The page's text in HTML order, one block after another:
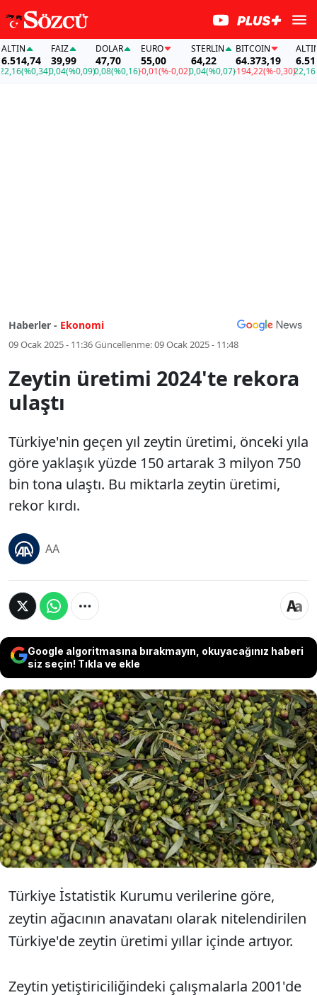
(%0,34)
FAİZ
39,99
0,04(%0,09)
DOLAR
47,70
0,08(%0,16)
EURO
55,00
-0,01(%-0,02)
STERLIN
64,22
0,04(%0,07)
BITCOIN
64.373,19
-194,22(%-0,30)
ALTIN
22,16
Haberler - Ekonomi
09 Ocak 2025 - 11:36Güncellenme:09 Ocak 2025 - 11:48
Zeytin üretimi 2024'te rekora
ulaştı
Türkiye'nin geçen yıl zeytin üretimi, önceki yıla
göre yaklaşık yüzde 150 artarak 3 milyon 750
bin tona ulaştı. Bu miktarla zeytin üretimi,
rekor kırdı.
AA
Google algoritmasına bırakmayın, okuyacağınız haberi
siz seçin! Tıkla ve ekle
Türkiye'nin geçen yıl zeytin üretimi,
önceki yıla göre yaklaşık yüzde 150
artarak 3 milyon 750 bin tona ulaştı. Bu
miktarla zeytin üretimi, rekor kırdı.
Türkiye İstatistik Kurumu verilerine göre,
zeytin ağacının anavatanı olarak nitelendirilen
Türkiye'de zeytin üretimi yıllar içinde artıyor.
Zeytin yetiştiriciliğindeki çalışmalarla 2001'de